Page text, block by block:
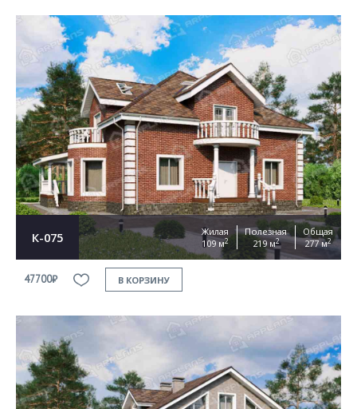
К-075
Жилая
109 м2
Полезная
219 м2
Общая
277 м2
47700₽ В КОРЗИНУ